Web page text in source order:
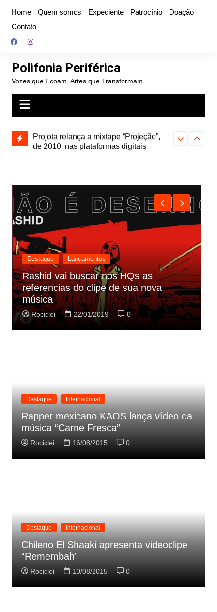
conteúdo
Home Quem somos Expediente Patrocínio
Doação
Contato
Polifonia Periférica
Vozes que Ecoam, Artes que Transformam
e abre
autoral,
Projota relança a mixtape “Projeção”,
de 2010, nas plataformas digitais
Farofa
Destaque Lançamentos
Rashid vai buscar nos HQs as
referencias do clipe de sua nova
música
Rociclei 22/01/2019 0
Destaque Internacional
Rapper mexicano KAOS lança vídeo da
música “Carne Fresca”
Rociclei 16/08/2015 0
Destaque Internacional
Chileno El Shaaki apresenta videoclipe
“Remembah”
Rociclei 10/08/2015 0